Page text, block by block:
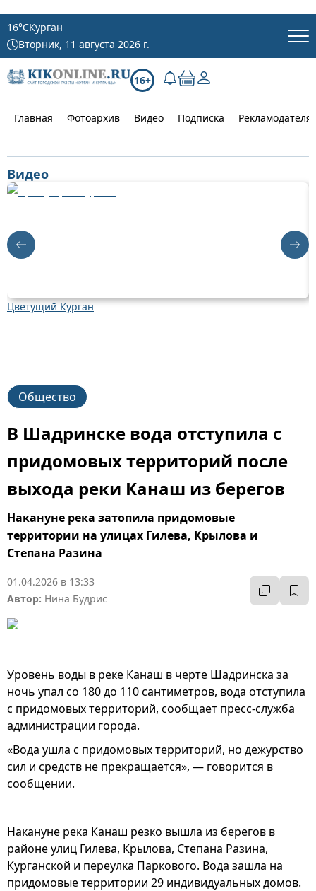
16°CКурган
Вторник, 11 августа 2026 г.
16+
Главная Фотоархив Видео Подписка
Видео
Цветущий Курган
Общество
В Шадринске вода отступила с
придомовых территорий после
выхода реки Канаш из берегов
Накануне река затопила придомовые
территории на улицах Гилева, Крылова и
Степана Разина
01.04.2026 в 13:33
Автор: Нина Будрис
Уровень воды в реке Канаш в черте Шадринска за
ночь упал со 180 до 110 сантиметров, вода отступила
с придомовых территорий, сообщает пресс-служба
администрации города.
«Вода ушла с придомовых территорий, но дежурство
сил и средств не прекращается», — говорится в
сообщении.
Накануне река Канаш резко вышла из берегов в
районе улиц Гилева, Крылова, Степана Разина,
Курганской и переулка Паркового. Вода зашла на
придомовые территории 29 индивидуальных домов.